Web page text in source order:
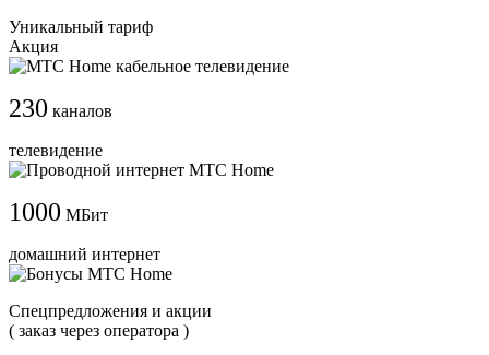
Уникальный тариф
Акция
230 каналов
телевидение
1000 МБит
домашний интернет
Cпецпредложения и акции
( заказ через оператора )